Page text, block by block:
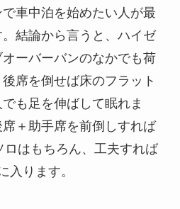
車中泊を始めたい人が最
結論から言うと、ハイゼ
ーバーバンのなかでも荷
席を倒せば床のフラット
も足を伸ばして眠れま
＋助手席を前倒しすれば
はもちろん、工夫すれば
入ります。